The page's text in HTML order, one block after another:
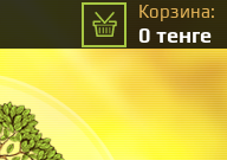
Корзина:
0 тенге